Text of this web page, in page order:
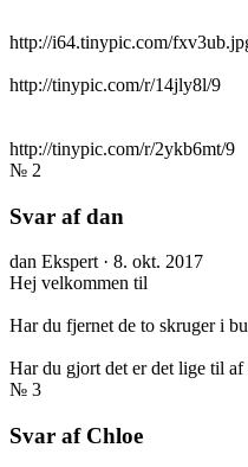
http://i64.tinypic.com/
http://tinypic.com/r/14jly8l/9
http://tinypic.com/r/2ykb6mt/9
№ 2
Svar af dan
dan Ekspert · 8. okt. 2017
Hej velkommen til
Har du fjernet de to skruger i
Har du gjort det er det lige til
№ 3
Svar af Chloe